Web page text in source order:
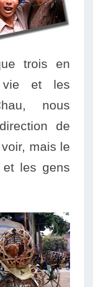
trois en
et les
nous
de
mais le
les gens